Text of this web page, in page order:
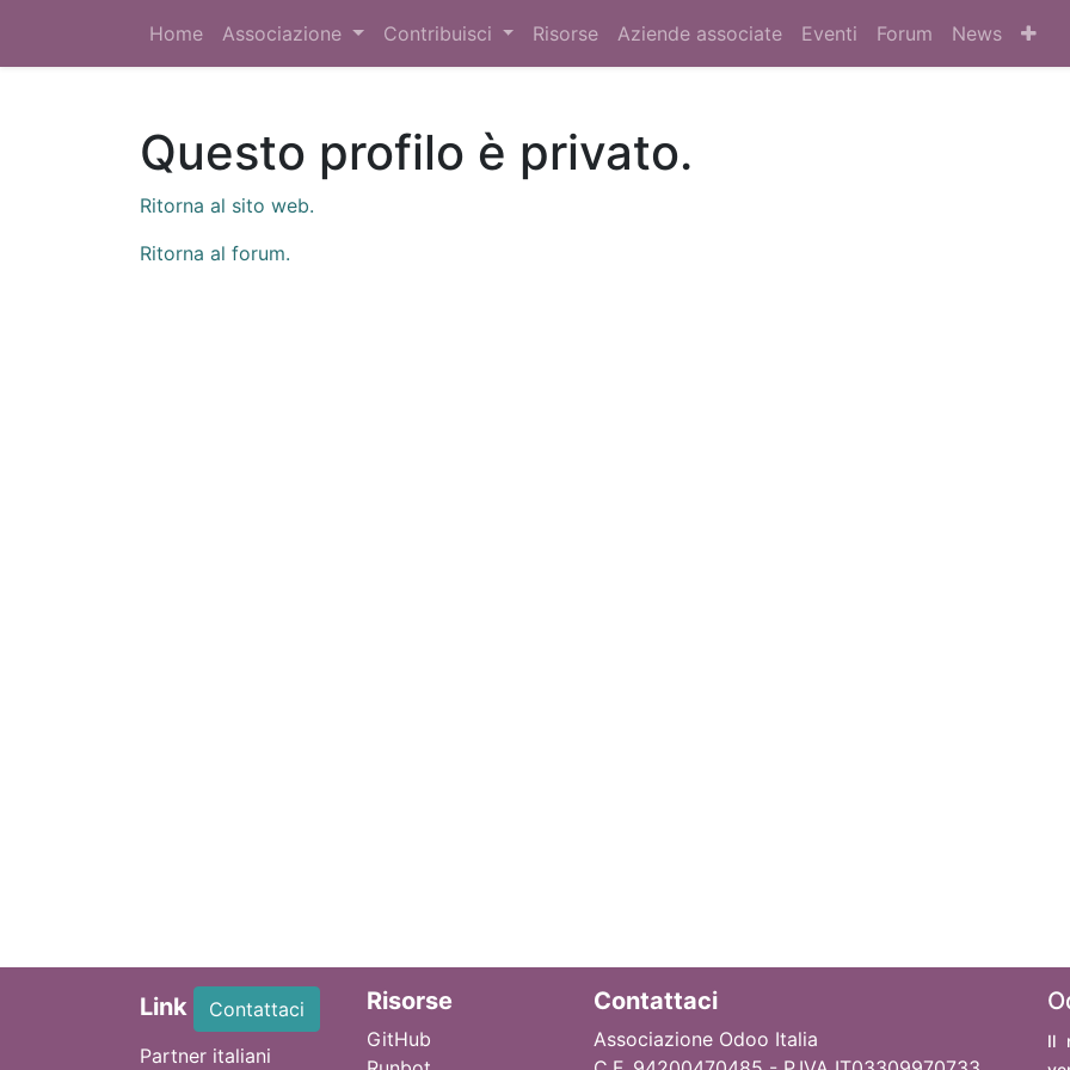
Home Associazione Contribuisci Risorse Aziende associate Eventi Forum News
Questo profilo è privato.
Ritorna al sito web.
Ritorna al forum.
Link
Contattaci
Partner italiani
Risorse
GitHub
Contattaci
Associazione Odoo Italia
Il